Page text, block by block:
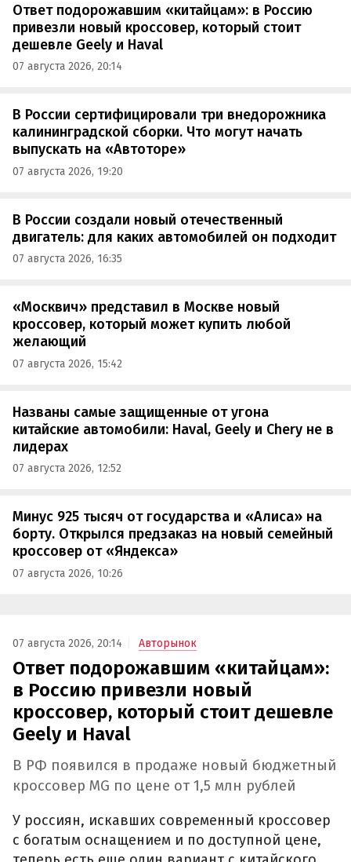
Ответ подорожавшим «китайцам»: в Россию
привезли новый кроссовер, который стоит
дешевле Geely и Haval
07 августа 2026, 20:14
В России сертифицировали три внедорожника
калининградской сборки. Что могут начать
выпускать на «Автоторе»
07 августа 2026, 19:20
В России создали новый отечественный
двигатель: для каких автомобилей он подходит
07 августа 2026, 16:35
«Москвич» представил в Москве новый
кроссовер, который может купить любой
желающий
07 августа 2026, 15:42
Названы самые защищенные от угона
китайские автомобили: Haval, Geely и Chery не в
лидерах
07 августа 2026, 12:52
Минус 925 тысяч от государства и «Алиса» на
борту. Открылся предзаказ на новый семейный
кроссовер от «Яндекса»
07 августа 2026, 10:26
07 августа 2026, 20:14 Авторынок
Ответ подорожавшим «китайцам»:
в Россию привезли новый
кроссовер, который стоит дешевле
Geely и Haval
В РФ появился в продаже новый бюджетный
кроссовер MG по цене от 1,5 млн рублей
У россиян, искавших современный кроссовер
с богатым оснащением и по доступной цене,